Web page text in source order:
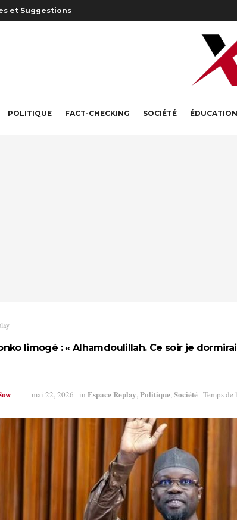
et Suggestions
POLITIQUE FACT-CHECKING SOCIÉTÉ ÉDUCATION
limogé : « Alhamdoulillah. Ce soir je
mai 22, 2026 in Espace Replay,Politique,Société Temps de